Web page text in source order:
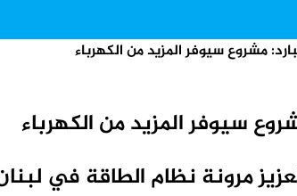
مشروع سيوفر المزيد من الكهرباء
سيوفر المزيد من الكهرباء
مرونة نظام الطاقة في